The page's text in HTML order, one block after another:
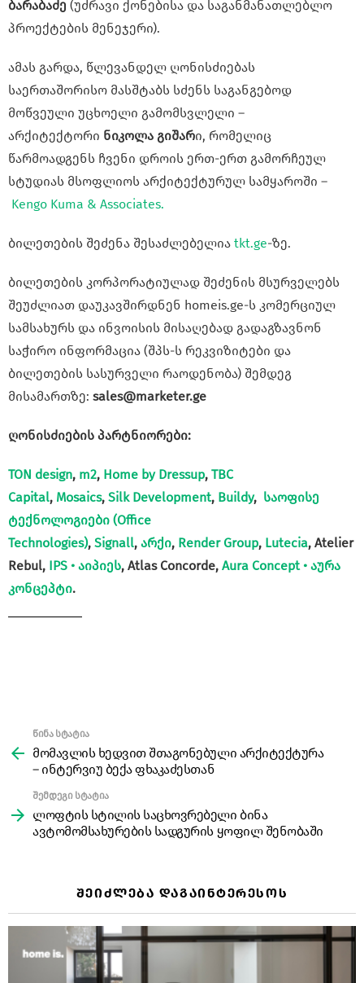
ბარაბაძე (უძრავი ქონებისა და საგანმანათლებლო
პროექტების მენეჯერი).
ამას გარდა, წლევანდელ ღონისძიებას
საერთაშორისო მასშტაბს სძენს საგანგებოდ
მოწვეული უცხოელი გამომსვლელი –
არქიტექტორი ნიკოლა გიშარი, რომელიც
წარმოადგენს ჩვენი დროის ერთ-ერთ გამორჩეულ
სტუდიას მსოფლიოს არქიტექტურულ სამყაროში –
Kengo Kuma & Associates.
ბილეთების შეძენა შესაძლებელია tkt.ge-ზე.
ბილეთების კორპორატიულად შეძენის მსურველებს
შეუძლიათ დაუკავშირდნენ homeis.ge-ს კომერციულ
სამსახურს და ინვოისის მისაღებად გადაგზავნონ
საჭირო ინფორმაცია (შპს-ს რეკვიზიტები და
ბილეთების სასურველი რაოდენობა) შემდეგ
მისამართზე: sales@marketer.ge
ღონისძიების პარტნიორები:
TON design, m2, Home by Dressup, TBC
Capital, Mosaics, Silk Development, Buildy, საოფისე
ტექნოლოგიები (Office
Technologies), Signall, არქი, Render Group, Lutecia, Atelier
Rebul, IPS • აიპიეს, Atlas Concorde, Aura Concept • აურა
კონცეპტი.
more
წინა სტატია
მომავლის ხედვით შთაგონებული არქიტექტურა
– ინტერვიუ ბექა ფხაკაძესთან
შემდეგი სტატია
ლოფტის სტილის საცხოვრებელი ბინა
ავტომომსახურების სადგურის ყოფილ შენობაში
ᲨᲔᲘᲫᲚᲔᲑᲐ ᲓᲐᲒᲐᲘᲜᲢᲔᲠᲔᲡᲝᲡ